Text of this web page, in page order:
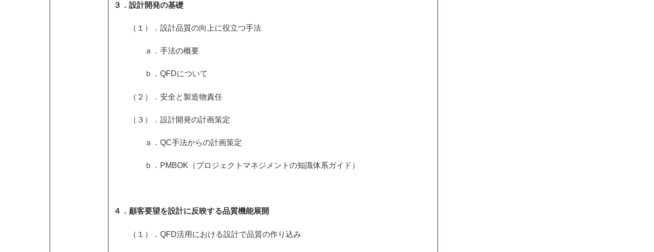
３．設計開発の基礎
（１）．設計品質の向上に役立つ手法
ａ．手法の概要
ｂ．QFDについて
（２）．安全と製造物責任
（３）．設計開発の計画策定
ａ．QC手法からの計画策定
ｂ．PMBOK（プロジェクトマネジメントの知識体系ガイド）
４．顧客要望を設計に反映する品質機能展開
（１）．QFD活用における設計で品質の作り込み